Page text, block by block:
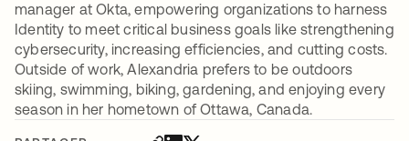
manager at Okta, empowering organizations to harness
Identity to meet critical business goals like strengthening
cybersecurity, increasing efficiencies, and cutting costs.
Outside of work, Alexandria prefers to be outdoors
skiing, swimming, biking, gardening, and enjoying every
season in her hometown of Ottawa, Canada.